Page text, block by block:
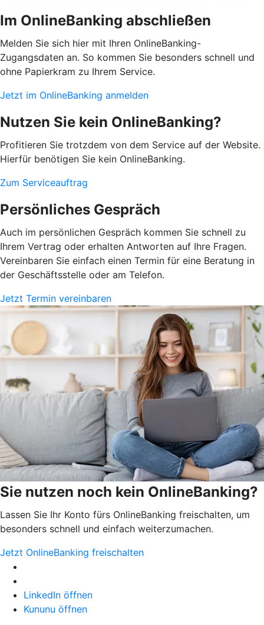
Im OnlineBanking abschließen
Melden Sie sich hier mit Ihren OnlineBanking-
Zugangsdaten an. So kommen Sie besonders schnell und
ohne Papierkram zu Ihrem Service.
Jetzt im OnlineBanking anmelden
Nutzen Sie kein OnlineBanking?
Profitieren Sie trotzdem von dem Service auf der Website.
Hierfür benötigen Sie kein OnlineBanking.
Zum Serviceauftrag
Persönliches Gespräch
Auch im persönlichen Gespräch kommen Sie schnell zu
Ihrem Vertrag oder erhalten Antworten auf Ihre Fragen.
Vereinbaren Sie einfach einen Termin für eine Beratung in
der Geschäftsstelle oder am Telefon.
Jetzt Termin vereinbaren
Sie nutzen noch kein OnlineBanking?
Lassen Sie Ihr Konto fürs OnlineBanking freischalten, um
besonders schnell und einfach weiterzumachen.
Jetzt OnlineBanking freischalten
LinkedIn öffnen
Kununu öffnen